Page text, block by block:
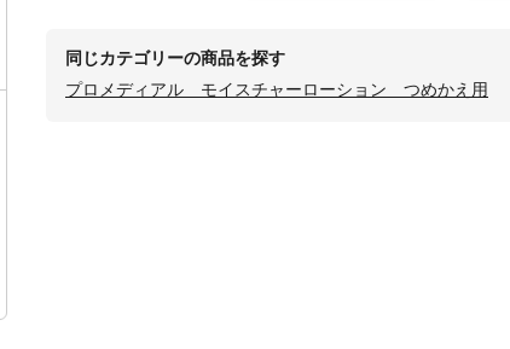
同じカテゴリーの商品を探す
プロメディアル モイスチャーローション つめかえ用